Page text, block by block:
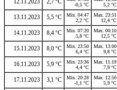
12.11.2023 2,7 °C
-0,5 °C
5,2 °C
13.11.2023 5,5 °C
Min. 04:47
2,2 °C
Max. 23:51
12,4 °C
14.11.2023 8,4 °C
Min. 07:20
5,8 °C
Max. 00:10
12,5 °C
15.11.2023 8,0 °C
Min. 23:50
6,4 °C
Max. 13:00
9,8 °C
16.11.2023 5,9 °C
Min. 23:36
4,4 °C
Max. 11:19
7,9 °C
17.11.2023 3,1 °C
Min. 20:28
-1,1 °C
Max. 12:50
5,9 °C